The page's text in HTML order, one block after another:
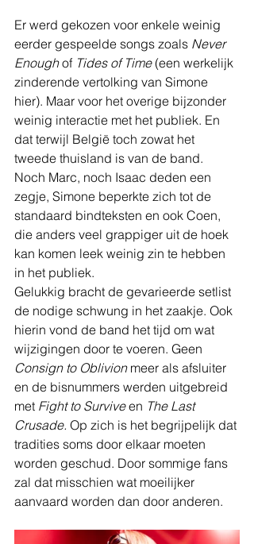
Er werd gekozen voor enkele weinig
eerder gespeelde songs zoals Never
Enough of Tides of Time (een werkelijk
zinderende vertolking van Simone
hier). Maar voor het overige bijzonder
weinig interactie met het publiek. En
dat terwijl België toch zowat het
tweede thuisland is van de band.
Noch Marc, noch Isaac deden een
zegje, Simone beperkte zich tot de
standaard bindteksten en ook Coen,
die anders veel grappiger uit de hoek
kan komen leek weinig zin te hebben
in het publiek.
Gelukkig bracht de gevarieerde setlist
de nodige schwung in het zaakje. Ook
hierin vond de band het tijd om wat
wijzigingen door te voeren. Geen
Consign to Oblivion meer als afsluiter
en de bisnummers werden uitgebreid
met Fight to Survive en The Last
Crusade. Op zich is het begrijpelijk dat
tradities soms door elkaar moeten
worden geschud. Door sommige fans
zal dat misschien wat moeilijker
aanvaard worden dan door anderen.